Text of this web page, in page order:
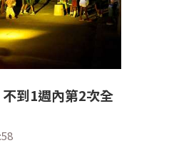
到1週內第2次全